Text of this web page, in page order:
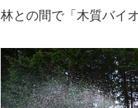
林との間で「木質バイ